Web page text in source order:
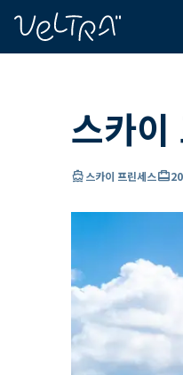
스카이
directions_boat스카이 프린세스card_travel